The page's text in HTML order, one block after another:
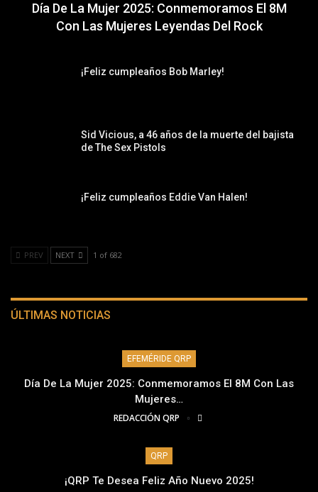
Día De La Mujer 2025: Conmemoramos El 8M
Con Las Mujeres Leyendas Del Rock
¡Feliz cumpleaños Bob Marley!
Sid Vicious, a 46 años de la muerte del bajista
de The Sex Pistols
¡Feliz cumpleaños Eddie Van Halen!
PREV NEXT 1 of 682
ÚLTIMAS NOTICIAS
EFEMÉRIDE QRP
Día De La Mujer 2025: Conmemoramos El 8M Con Las
Mujeres…
REDACCIÓN QRP
QRP
¡QRP Te Desea Feliz Año Nuevo 2025!